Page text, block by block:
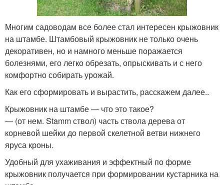
Многим садоводам все более стал интересен крыжовник
на штамбе. Штамбовый крыжовник не только очень
декоративен, но и намного меньше поражается
болезнями, его легко обрезать, опрыскивать и с него
комфортно собирать урожай.
Как его сформировать и вырастить, расскажем далее..
Крыжовник на штамбе — что это такое?
— (от нем. Stamm ствол) часть ствола дерева от
корневой шейки до первой скелетной ветви нижнего
яруса кроны.
Удобный для ухаживания и эффектный по форме
крыжовник получается при формировании кустарника на